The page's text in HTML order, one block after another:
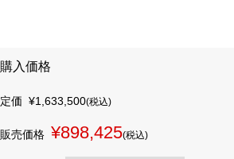
購入価格
定価 ¥1,633,500(税込)
販売価格 ¥898,425(税込)